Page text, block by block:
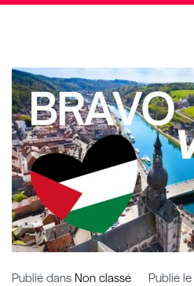
Publié dans Non classé Publié le